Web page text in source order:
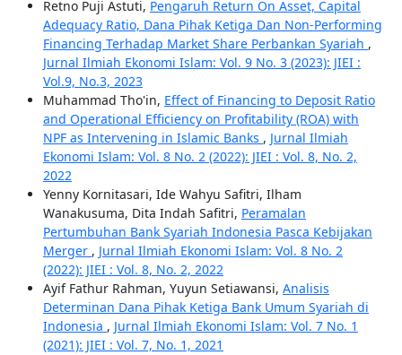
Retno Puji Astuti, Pengaruh Return On Asset, Capital
Adequacy Ratio, Dana Pihak Ketiga Dan Non-Performing
Financing Terhadap Market Share Perbankan Syariah ,
Jurnal Ilmiah Ekonomi Islam: Vol. 9 No. 3 (2023): JIEI :
Vol.9, No.3, 2023
Muhammad Tho'in, Effect of Financing to Deposit Ratio
and Operational Efficiency on Profitability (ROA) with
NPF as Intervening in Islamic Banks , Jurnal Ilmiah
Ekonomi Islam: Vol. 8 No. 2 (2022): JIEI : Vol. 8, No. 2,
2022
Yenny Kornitasari, Ide Wahyu Safitri, Ilham
Wanakusuma, Dita Indah Safitri, Peramalan
Pertumbuhan Bank Syariah Indonesia Pasca Kebijakan
Merger , Jurnal Ilmiah Ekonomi Islam: Vol. 8 No. 2
(2022): JIEI : Vol. 8, No. 2, 2022
Ayif Fathur Rahman, Yuyun Setiawansi, Analisis
Determinan Dana Pihak Ketiga Bank Umum Syariah di
Indonesia , Jurnal Ilmiah Ekonomi Islam: Vol. 7 No. 1
(2021): JIEI : Vol. 7, No. 1, 2021